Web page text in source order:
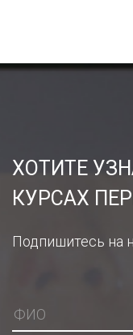
ХОТИТЕ
КУРСАХ
Подпишитесь на